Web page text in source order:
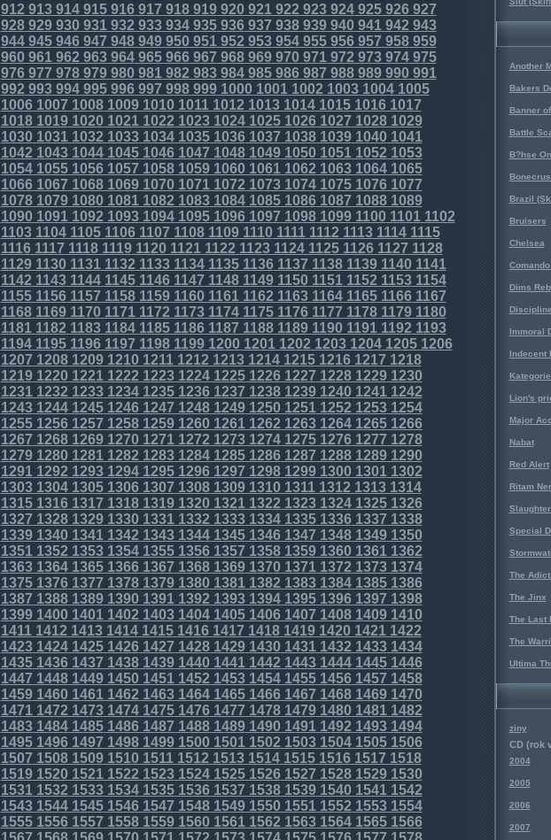
912 913914915916917 918919920921922 923924925926927
928929930931932 933934935936937 938939940941942 943
944945946947 948949950951952 953954955956957 958959
960961962 963964965966967 968969970971972 973974975
976977 978979980981982 983984985986987 988989990991
992 993994995996997 998999100010011002 100310041005
10061007 10081009101010111012 10131014101510161017
10181019102010211022 10231024102510261027 10281029
103010311032 10331034103510361037 1038103910401041
1042 10431044104510461047 10481049105010511052 1053
1054105510561057 10581059106010611062 106310641065
10661067 10681069107010711072 10731074107510761077
10781079108010811082 10831084108510861087 10881089
109010911092 10931094109510961097 10981099110011011102
11031104110511061107 11081109111011111112 111311141115
11161117 11181119112011211122 11231124112511261127 1128
1129113011311132 11331134113511361137 1138113911401141
1142 11431144114511461147 11481149115011511152 11531154
115511561157 11581159116011611162 11631164116511661167
11681169117011711172 11731174117511761177 117811791180
11811182 11831184118511861187 11881189119011911192 1193
1194119511961197 11981199120012011202 1203120412051206
1207 12081209121012111212 12131214121512161217 1218
1219122012211222 12231224122512261227 122812291230
12311232 12331234123512361237 12381239124012411242
12431244124512461247 12481249125012511252 12531254
125512561257 12581259126012611262 1263126412651266
1267 12681269127012711272 12731274127512761277 1278
1279128012811282 12831284128512861287 128812891290
12911292 12931294129512961297 12981299130013011302
13031304130513061307 13081309131013111312 13131314
131513161317 13181319132013211322 1323132413251326
1327 13281329133013311332 13331334133513361337 1338
1339134013411342 13431344134513461347 134813491350
13511352 13531354135513561357 13581359136013611362
13631364136513661367 13681369137013711372 13731374
137513761377 13781379138013811382 1383138413851386
1387 13881389139013911392 13931394139513961397 1398
1399140014011402 14031404140514061407 140814091410
14111412 14131414141514161417 14181419142014211422
14231424142514261427 14281429143014311432 14331434
143514361437 14381439144014411442 1443144414451446
1447 14481449145014511452 14531454145514561457 1458
1459146014611462 14631464146514661467 146814691470
14711472 14731474147514761477 14781479148014811482
14831484148514861487 14881489149014911492 14931494
149514961497 14981499150015011502 1503150415051506
1507 15081509151015111512 15131514151515161517 1518
1519152015211522 15231524152515261527 152815291530
15311532 15331534153515361537 15381539154015411542
15431544154515461547 15481549155015511552 15531554
155515561557 15581559156015611562 1563156415651566
Another
Bakers
Banner
Battle
B?hse
Brazil
Bruisers
Chelsea
Dims
Immoral
Indecent
Lion's
Major
Nabat
Red Alert
Ritam
Special
The
The Jinx
The Last
The
Ultima
ziny
CD (rok
2004
2005
2006
2007